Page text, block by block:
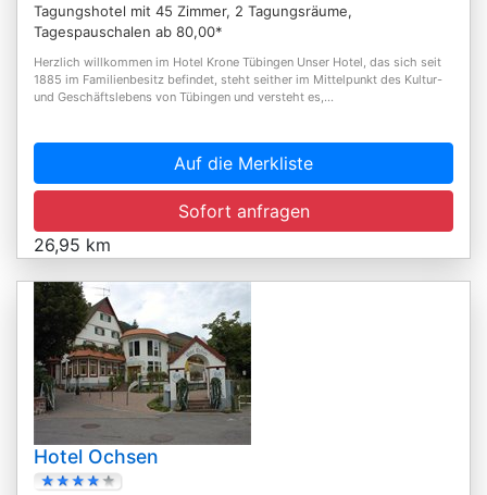
Tagungshotel mit 45 Zimmer, 2 Tagungsräume,
Tagespauschalen ab 80,00*
Herzlich willkommen im Hotel Krone Tübingen Unser Hotel, das sich seit
1885 im Familienbesitz befindet, steht seither im Mittelpunkt des Kultur-
und Geschäftslebens von Tübingen und versteht es,...
Auf die Merkliste
Sofort anfragen
26,95 km
Hotel Ochsen